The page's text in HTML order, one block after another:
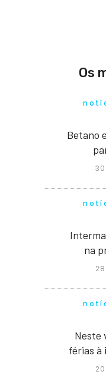
Os
Betano
na
Neste
férias